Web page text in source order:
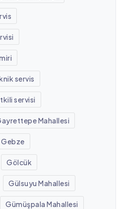
servis
servisi
Mahallesi
Gebze
Gölcük
Gülsuyu Mahallesi
Gümüşpala Mahallesi